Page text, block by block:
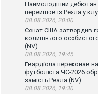
Наймолодший дебютант
перейшов із Реала у
08.08.2026, 20:00
Сенат США затвердив
колишнього
(NV)
08.08.2026, 19:45
Гвардіола переконав
футболіста ЧС-2026
замість Реала (NV)
08.08.2026, 19:30